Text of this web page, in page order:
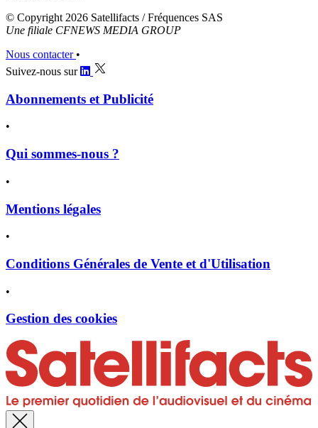
© Copyright 2026 Satellifacts / Fréquences SAS
Une filiale CFNEWS MEDIA GROUP
Nous contacter •
Suivez-nous sur
Abonnements et Publicité
•
Qui sommes-nous ?
•
Mentions légales
•
Conditions Générales de Vente et d'Utilisation
•
Gestion des cookies